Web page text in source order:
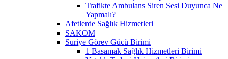
Trafikte Ambulans Siren Sesi Duyunca Ne
Yapmalı?
Afetlerde Sağlık Hizmetleri
SAKOM
Suriye Görev Gücü Birimi
1 Basamak Sağlık Hizmetleri Birimi